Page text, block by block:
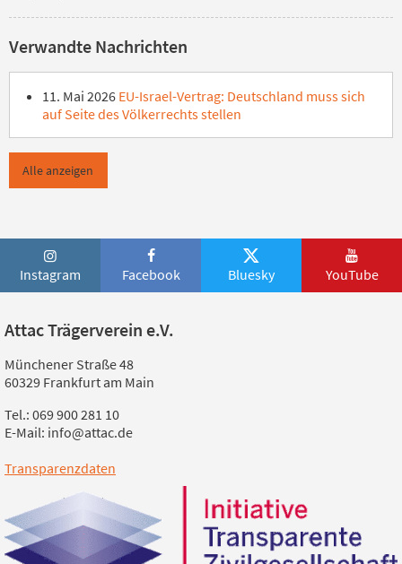
Verwandte Nachrichten
11. Mai 2026 EU-Israel-Vertrag: Deutschland muss sich
auf Seite des Völkerrechts stellen
Alle anzeigen
Instagram Facebook Bluesky YouTube
Attac Trägerverein e.V.
Münchener Straße 48
60329 Frankfurt am Main
Tel.: 069 900 281 10
E-Mail: info@attac.de
Transparenzdaten